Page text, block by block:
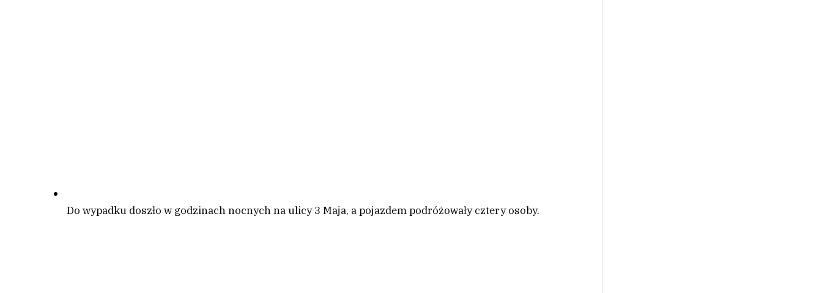
Do wypadku doszło w godzinach nocnych na ulicy 3 Maja, a pojazdem podróżowały cztery osoby.